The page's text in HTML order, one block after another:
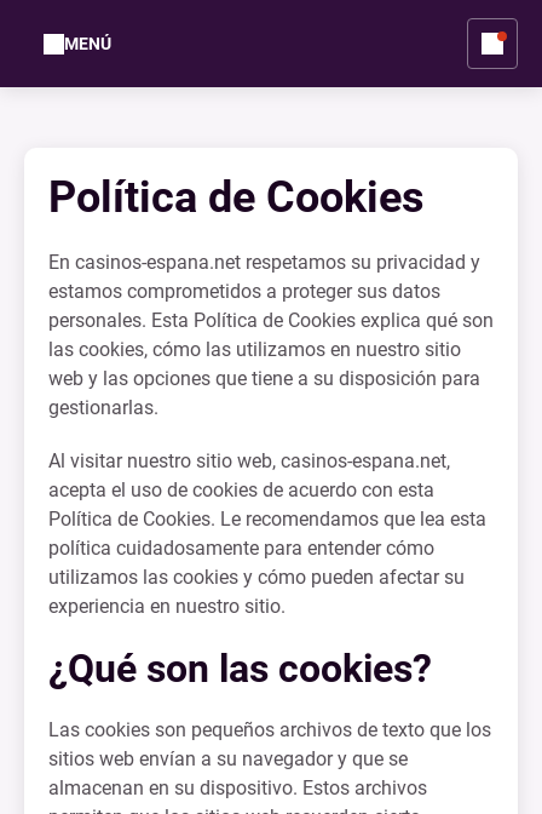
MENÚ
Política de Cookies
En casinos-espana.net respetamos su privacidad y
estamos comprometidos a proteger sus datos
personales. Esta Política de Cookies explica qué son
las cookies, cómo las utilizamos en nuestro sitio
web y las opciones que tiene a su disposición para
gestionarlas.
Al visitar nuestro sitio web, casinos-espana.net,
acepta el uso de cookies de acuerdo con esta
Política de Cookies. Le recomendamos que lea esta
política cuidadosamente para entender cómo
utilizamos las cookies y cómo pueden afectar su
experiencia en nuestro sitio.
¿Qué son las cookies?
Las cookies son pequeños archivos de texto que los
sitios web envían a su navegador y que se
almacenan en su dispositivo. Estos archivos